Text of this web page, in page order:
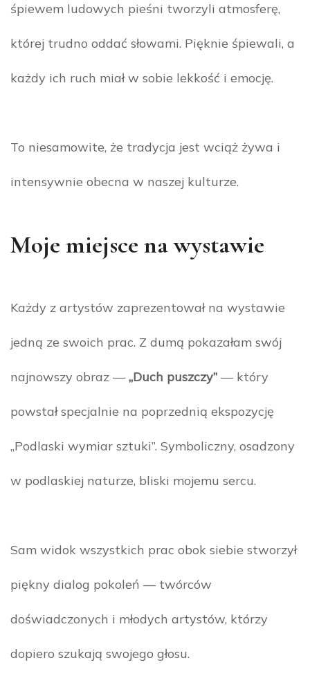
śpiewem ludowych pieśni tworzyli atmosferę,
której trudno oddać słowami. Pięknie śpiewali, a
każdy ich ruch miał w sobie lekkość i emocję.
To niesamowite, że tradycja jest wciąż żywa i
intensywnie obecna w naszej kulturze.
Moje miejsce na wystawie
Każdy z artystów zaprezentował na wystawie
jedną ze swoich prac. Z dumą pokazałam swój
najnowszy obraz —„Duch puszczy” — który
powstał specjalnie na poprzednią ekspozycję
„Podlaski wymiar sztuki”. Symboliczny, osadzony
w podlaskiej naturze, bliski mojemu sercu.
Sam widok wszystkich prac obok siebie stworzył
piękny dialog pokoleń — twórców
doświadczonych i młodych artystów, którzy
dopiero szukają swojego głosu.